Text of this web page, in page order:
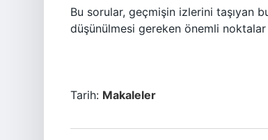
Bu sorular, geçmişin izlerini taşıyan
düşünülmesi gereken önemli
Tarih: Makaleler